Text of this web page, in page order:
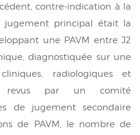
contre-indication à la
jugement principal était la
une PAVM entre J2
diagnostiquée sur une
radiologiques et
revus par un comité
de jugement secondaire
de PAVM, le nombre de